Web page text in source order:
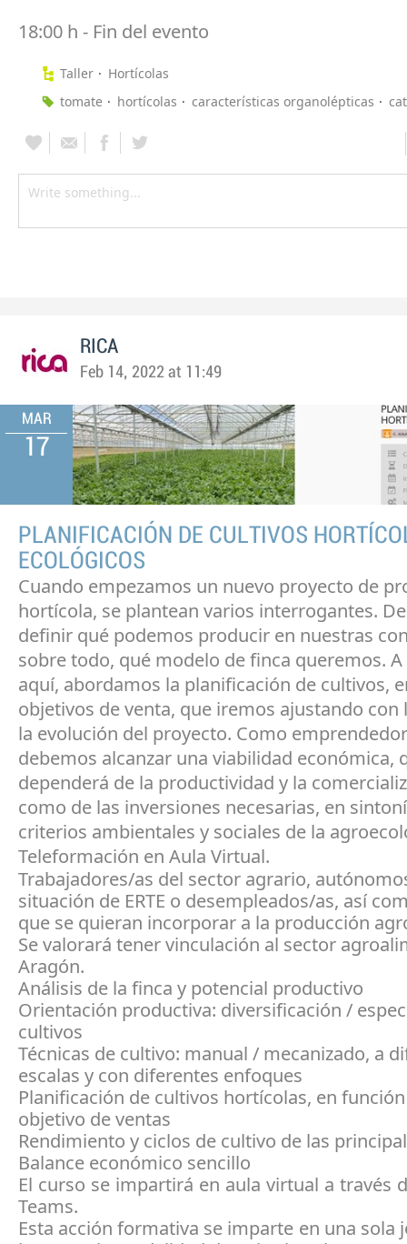
18:00 h - Fin del evento
Taller
Hortícolas
tomate
hortícolas características organolépticas
RICA
Feb 14, 2022 at 11:49
MAR
17
PLANIFICACIÓN DE CULTIVOS
ECOLÓGICOS
Cuando empezamos un nuevo proyecto de
hortícola, se plantean varios interrogantes.
definir qué podemos producir en nuestras
sobre todo, qué modelo de finca queremos.
aquí, abordamos la planificación de cultivos,
objetivos de venta, que iremos ajustando con
la evolución del proyecto. Como
debemos alcanzar una viabilidad económica,
dependerá de la productividad y la
como de las inversiones necesarias, en
criterios ambientales y sociales de la
Teleformación en Aula Virtual.
Trabajadores/as del sector agrario,
situación de ERTE o desempleados/as, así
que se quieran incorporar a la producción
Se valorará tener vinculación al sector
Aragón.
Análisis de la finca y potencial productivo
Orientación productiva: diversificación /
cultivos
Técnicas de cultivo: manual / mecanizado, a
escalas y con diferentes enfoques
Planificación de cultivos hortícolas, en
objetivo de ventas
Rendimiento y ciclos de cultivo de las
Balance económico sencillo
El curso se impartirá en aula virtual a través
Teams.
Esta acción formativa se imparte en una sola